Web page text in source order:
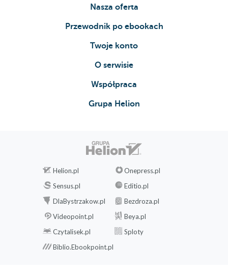
Nasza oferta
Przewodnik po ebookach
Twoje konto
O serwisie
Współpraca
Grupa Helion
Helion.pl
Onepress.pl
Sensus.pl
Editio.pl
DlaBystrzakow.pl
Bezdroza.pl
Videopoint.pl
Beya.pl
Czytalisek.pl
Sploty
Biblio.Ebookpoint.pl